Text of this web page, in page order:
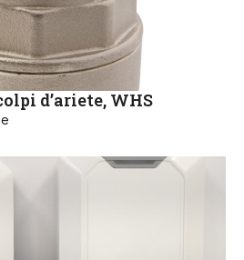
d’ariete, WHS